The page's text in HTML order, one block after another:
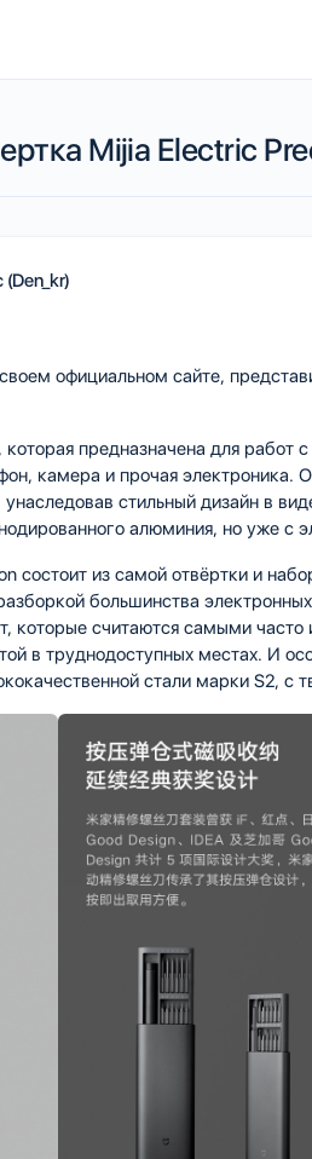
Mijia Electric
официальном сайте,
которая предназначена для
камера и прочая электроника.
стильный дизайн в
алюминия, но уже с
состоит из самой отвёртки и
большинства
которые считаются самыми
в труднодоступных местах. И
стали марки S2, с